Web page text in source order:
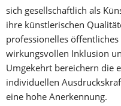
sich gesellschaftlich als
ihre künstlerischen
professionelles
wirkungsvollen Inklusion
Umgekehrt bereichern die
individuellen
eine hohe Anerkennung.